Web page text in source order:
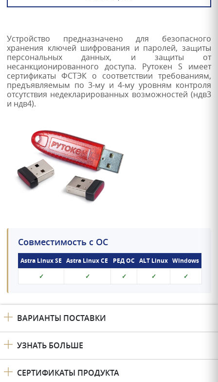
Устройство предназначено для безопасного
хранения ключей шифрования и паролей, защиты
персональных данных, и защиты от
несанкционированного доступа. Рутокен S имеет
сертификаты ФСТЭК о соответствии требованиям,
предъявляемым по 3-му и 4-му уровням контроля
отсутствия недекларированных возможностей (ндв3
и ндв4).
Совместимость с ОС
Astra Linux SE Astra Linux CE РЕД ОС ALT Linux Windows
✓
✓ ✓ ✓ ✓
ВАРИАНТЫ ПОСТАВКИ
УЗНАТЬ БОЛЬШЕ
СЕРТИФИКАТЫ ПРОДУКТА